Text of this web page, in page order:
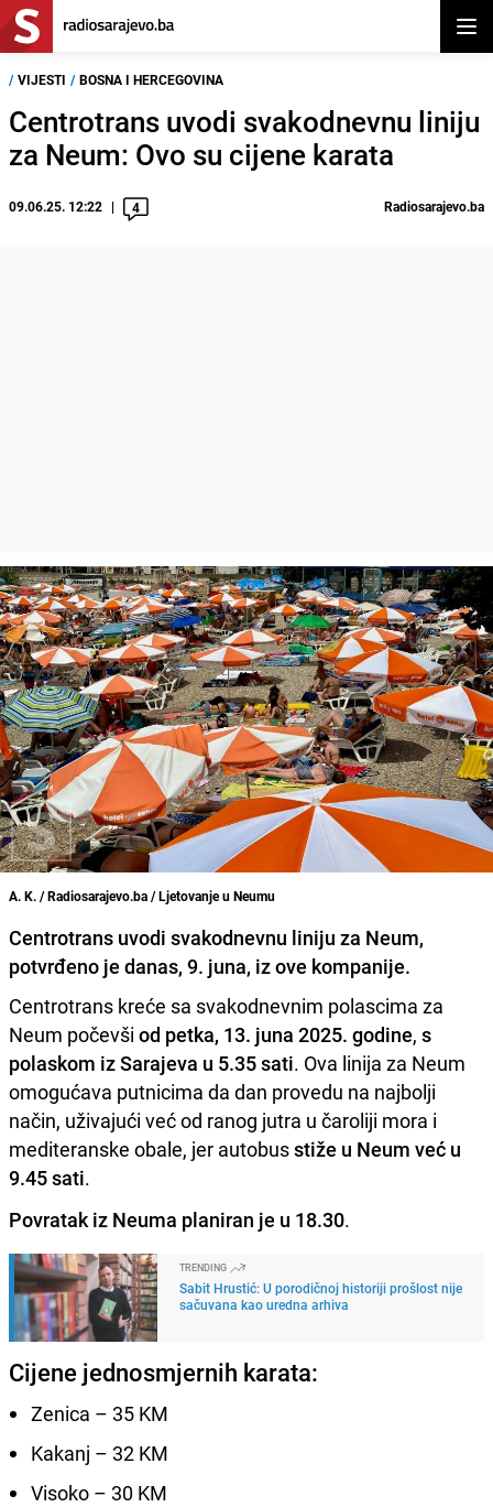
/ VIJESTI / BOSNA I HERCEGOVINA
Centrotrans uvodi svakodnevnu liniju
za Neum: Ovo su cijene karata
09.06.25. 12:22 4 Radiosarajevo.ba
A. K. / Radiosarajevo.ba / Ljetovanje u Neumu
Centrotrans uvodi svakodnevnu liniju za Neum,
potvrđeno je danas, 9. juna, iz ove kompanije.
Centrotrans kreće sa svakodnevnim polascima za
Neum počevši od petka, 13. juna 2025. godine, s
polaskom iz Sarajeva u 5.35 sati. Ova linija za Neum
omogućava putnicima da dan provedu na najbolji
način, uživajući već od ranog jutra u čaroliji mora i
mediteranske obale, jer autobusstiže u Neum već u
9.45 sati.
Povratak iz Neuma planiran je u 18.30.
TRENDING
Sabit Hrustić: U porodičnoj historiji prošlost nije
sačuvana kao uredna arhiva
Cijene jednosmjernih karata:
Zenica – 35 KM
Kakanj – 32 KM
Visoko – 30 KM